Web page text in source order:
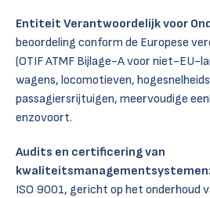
Entiteit Verantwoordelijk voor
beoordeling conform de Europese
(OTIF ATMF Bijlage-A voor niet-EU-
wagens, locomotieven,
passagiersrijtuigen, meervoudige
enzovoort.
Audits en certificering van
kwaliteitsmanagementsystemen:
ISO 9001, gericht op het onderhoud